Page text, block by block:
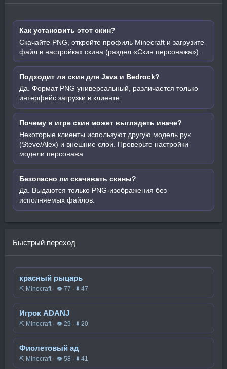
Как установить этот скин?
Скачайте PNG, откройте профиль Minecraft и загрузите
файл в настройках скина (раздел «Скин персонажа»).
Подходит ли скин для Java и Bedrock?
Да. Формат PNG универсальный, различается только
интерфейс загрузки в клиенте.
Почему в игре скин может выглядеть иначе?
Некоторые клиенты используют другую модель рук
(Steve/Alex) и внешние слои. Проверьте настройки
модели персонажа.
Безопасно ли скачивать скины?
Да. Выдаются только PNG-изображения без
исполняемых файлов.
Быстрый переход
красный рыцарь
⛏️ Minecraft · 👁 77 · ⬇ 47
Игрок ADANJ
⛏️ Minecraft · 👁 29 · ⬇ 20
Фиолетовый ад
⛏️ Minecraft · 👁 58 · ⬇ 41